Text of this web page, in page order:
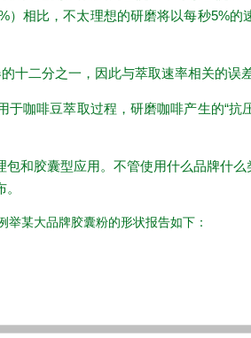
）相比，不太理想的研磨将以每秒5%的
十二分之一，因此与萃取速率相关的误
咖啡豆萃取过程，研磨咖啡产生的“抗
和胶囊型应用。不管使用什么品牌什
举某大品牌胶囊粉的形状报告如下：